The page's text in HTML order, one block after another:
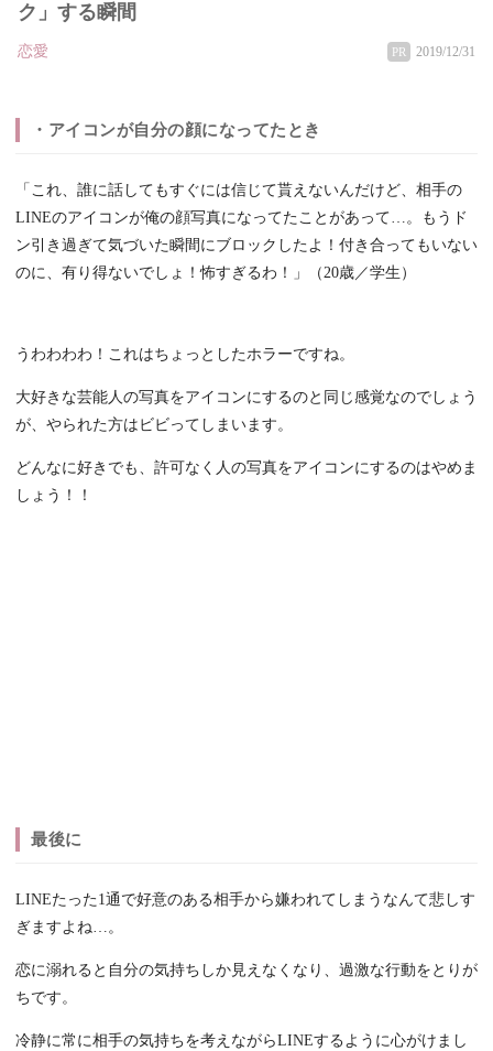
ク」する瞬間
恋愛 PR 2019/12/31
・アイコンが自分の顔になってたとき
「これ、誰に話してもすぐには信じて貰えないんだけど、相手の
LINEのアイコンが俺の顔写真になってたことがあって…。もうド
ン引き過ぎて気づいた瞬間にブロックしたよ！付き合ってもいない
のに、有り得ないでしょ！怖すぎるわ！」（20歳／学生）
うわわわわ！これはちょっとしたホラーですね。
大好きな芸能人の写真をアイコンにするのと同じ感覚なのでしょう
が、やられた方はビビってしまいます。
どんなに好きでも、許可なく人の写真をアイコンにするのはやめま
しょう！！
最後に
LINEたった1通で好意のある相手から嫌われてしまうなんて悲しす
ぎますよね…。
恋に溺れると自分の気持ちしか見えなくなり、過激な行動をとりが
ちです。
冷静に常に相手の気持ちを考えながらLINEするように心がけまし